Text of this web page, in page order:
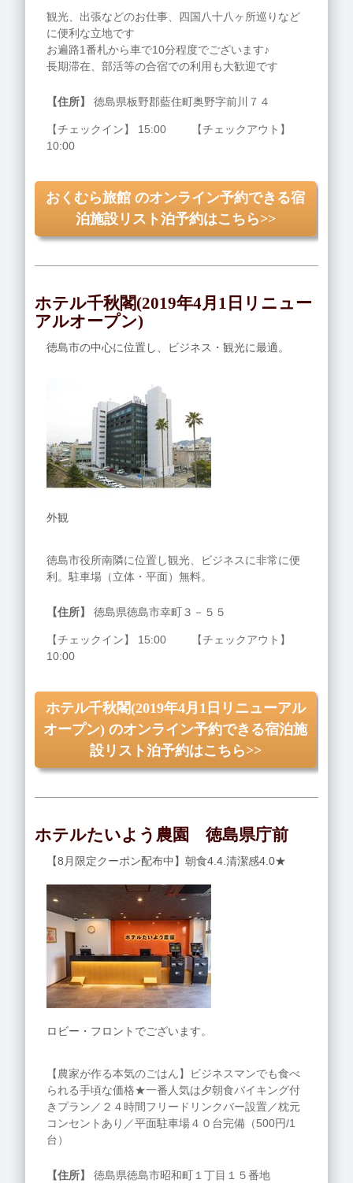
観光、出張などのお仕事、四国八十八ヶ所巡りなど
に便利な立地です
お遍路1番札から車で10分程度でございます♪
長期滞在、部活等の合宿での利用も大歓迎です
【住所】 徳島県板野郡藍住町奥野字前川７４
【チェックイン】 15:00 【チェックアウト】
10:00
おくむら旅館 のオンライン予約できる宿
泊施設リスト泊予約はこちら>>
ホテル千秋閣(2019年4月1日リニュー
アルオープン)
徳島市の中心に位置し、ビジネス・観光に最適。
外観
徳島市役所南隣に位置し観光、ビジネスに非常に便
利。駐車場（立体・平面）無料。
【住所】 徳島県徳島市幸町３－５５
【チェックイン】 15:00 【チェックアウト】
10:00
ホテル千秋閣(2019年4月1日リニューアル
オープン) のオンライン予約できる宿泊施
設リスト泊予約はこちら>>
ホテルたいよう農園 徳島県庁前
【8月限定クーポン配布中】朝食4.4.清潔感4.0★
ロビー・フロントでございます。
【農家が作る本気のごはん】ビジネスマンでも食べ
られる手頃な価格★一番人気は夕朝食バイキング付
きプラン／２４時間フリードリンクバー設置／枕元
コンセントあり／平面駐車場４０台完備（500円/1
台）
【住所】 徳島県徳島市昭和町１丁目１５番地